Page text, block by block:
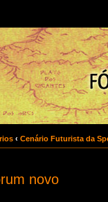
‹ Cenário Futurista da
novo